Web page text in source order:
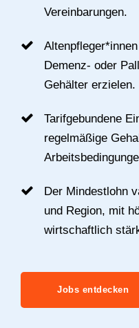
Vereinbarungen.
Demenz- oder
Gehälter erzielen.
Tarifgebundene
regelmäßige
Der Mindestlohn
und Region, mit
wirtschaftlich
Jobs entdecken